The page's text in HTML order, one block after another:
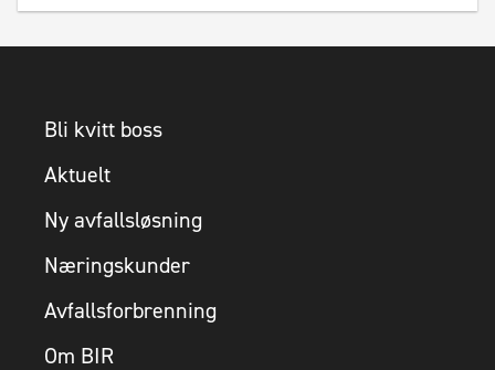
Bli kvitt boss
Aktuelt
Ny avfallsløsning
Næringskunder
Avfallsforbrenning
Om BIR